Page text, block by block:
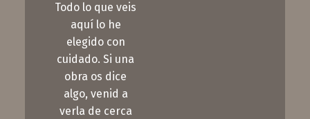
Todo lo que veis
aquí lo he
elegido con
cuidado. Si una
obra os dice
algo, venid a
verla de cerca